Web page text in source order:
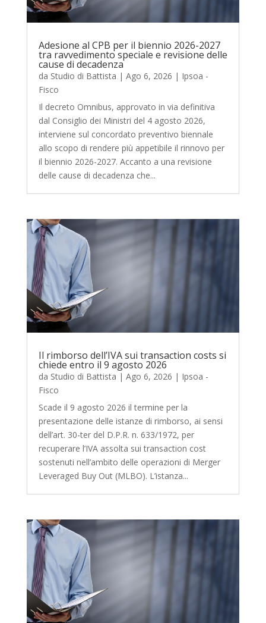
Adesione al CPB per il biennio 2026-2027
tra ravvedimento speciale e revisione delle
cause di decadenza
da Studio di Battista | Ago 6, 2026 | Ipsoa -
Fisco
Il decreto Omnibus, approvato in via definitiva
dal Consiglio dei Ministri del 4 agosto 2026,
interviene sul concordato preventivo biennale
allo scopo di rendere più appetibile il rinnovo per
il biennio 2026-2027. Accanto a una revisione
delle cause di decadenza che...
Il rimborso dell’IVA sui transaction costs si
chiede entro il 9 agosto 2026
da Studio di Battista | Ago 6, 2026 | Ipsoa -
Fisco
Scade il 9 agosto 2026 il termine per la
presentazione delle istanze di rimborso, ai sensi
dell’art. 30-ter del D.P.R. n. 633/1972, per
recuperare l’IVA assolta sui transaction cost
sostenuti nell’ambito delle operazioni di Merger
Leveraged Buy Out (MLBO). L’istanza...